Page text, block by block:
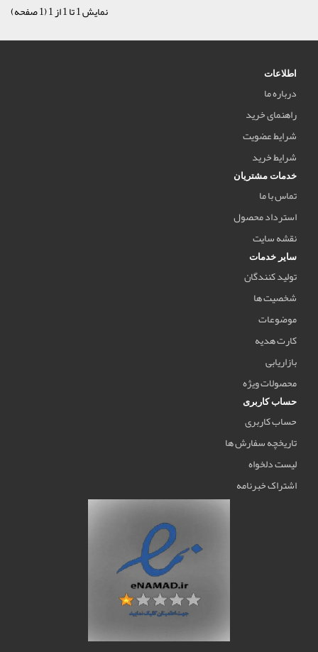
نمایش 1 تا 1 از 1 (1 صفحه)
اطلاعات
درباره ما
راهنمای خرید
شرایط عضویت
شرایط خرید
خدمات مشتریان
تماس با ما
استرداد محصول
نقشه سایت
سایر خدمات
تولید کنندگان
شخصیت ها
موضوعات
کارت هدیه
بازاریابی
محصولات ویژه
حساب کاربری
حساب کاربری
تاریخچه سفارش ها
لیست دلخواه
اشتراک خبرنامه